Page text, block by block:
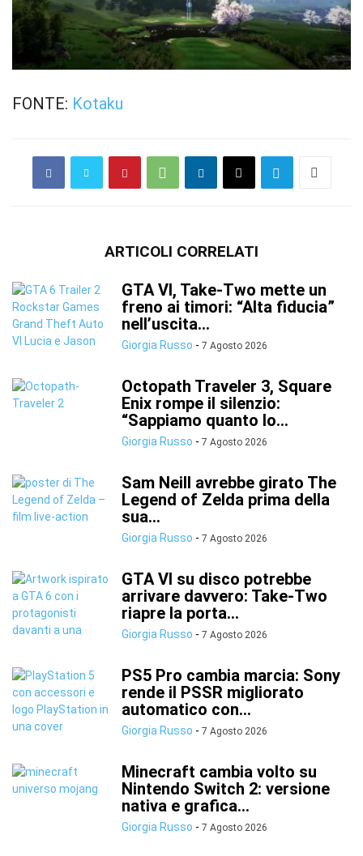
FONTE: Kotaku
ARTICOLI CORRELATI
GTA VI, Take-Two mette un
freno ai timori: “Alta fiducia”
nell’uscita...
Giorgia Russo - 7 Agosto 2026
Octopath Traveler 3, Square
Enix rompe il silenzio:
“Sappiamo quanto lo...
Giorgia Russo - 7 Agosto 2026
Sam Neill avrebbe girato The
Legend of Zelda prima della
sua...
Giorgia Russo - 7 Agosto 2026
GTA VI su disco potrebbe
arrivare davvero: Take-Two
riapre la porta...
Giorgia Russo - 7 Agosto 2026
PS5 Pro cambia marcia: Sony
rende il PSSR migliorato
automatico con...
Giorgia Russo - 7 Agosto 2026
Minecraft cambia volto su
Nintendo Switch 2: versione
nativa e grafica...
Giorgia Russo - 7 Agosto 2026